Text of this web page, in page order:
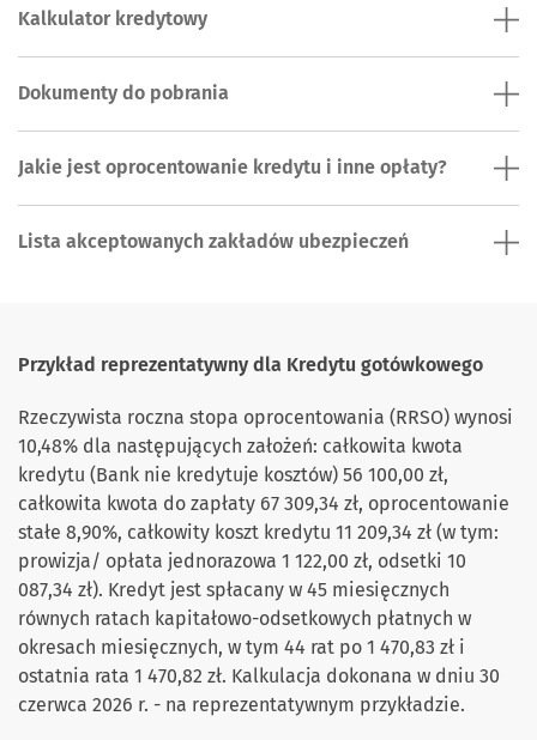
Kalkulator kredytowy
Dokumenty do pobrania
Jakie jest oprocentowanie kredytu i inne opłaty?
Lista akceptowanych zakładów ubezpieczeń
Przykład reprezentatywny dla Kredytu gotówkowego
Rzeczywista roczna stopa oprocentowania (RRSO) wynosi
10,48% dla następujących założeń: całkowita kwota
kredytu (Bank nie kredytuje kosztów) 56 100,00 zł,
całkowita kwota do zapłaty 67 309,34 zł, oprocentowanie
stałe 8,90%, całkowity koszt kredytu 11 209,34 zł (w tym:
prowizja/ opłata jednorazowa 1 122,00 zł, odsetki 10
087,34 zł). Kredyt jest spłacany w 45 miesięcznych
równych ratach kapitałowo-odsetkowych płatnych w
okresach miesięcznych, w tym 44 rat po 1 470,83 zł i
ostatnia rata 1 470,82 zł. Kalkulacja dokonana w dniu 30
czerwca 2026 r. - na reprezentatywnym przykładzie.